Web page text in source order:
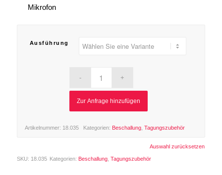
Mikrofon
Ausführung
Auswahl zurücksetzen
Zur Anfrage hinzufügen
Artikelnummer: 18.035 Kategorien: Beschallung, Tagungszubehör
SKU: 18.035 Kategorien: Beschallung, Tagungszubehör